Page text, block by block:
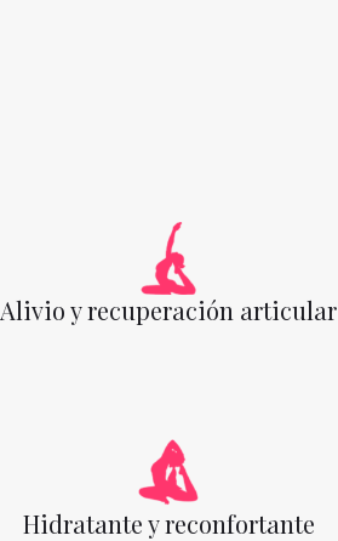
Alivio y recuperación articular
Hidratante y reconfortante